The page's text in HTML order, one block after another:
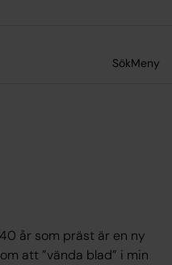
SökMeny
år som präst är en ny
att ”vända blad” i min